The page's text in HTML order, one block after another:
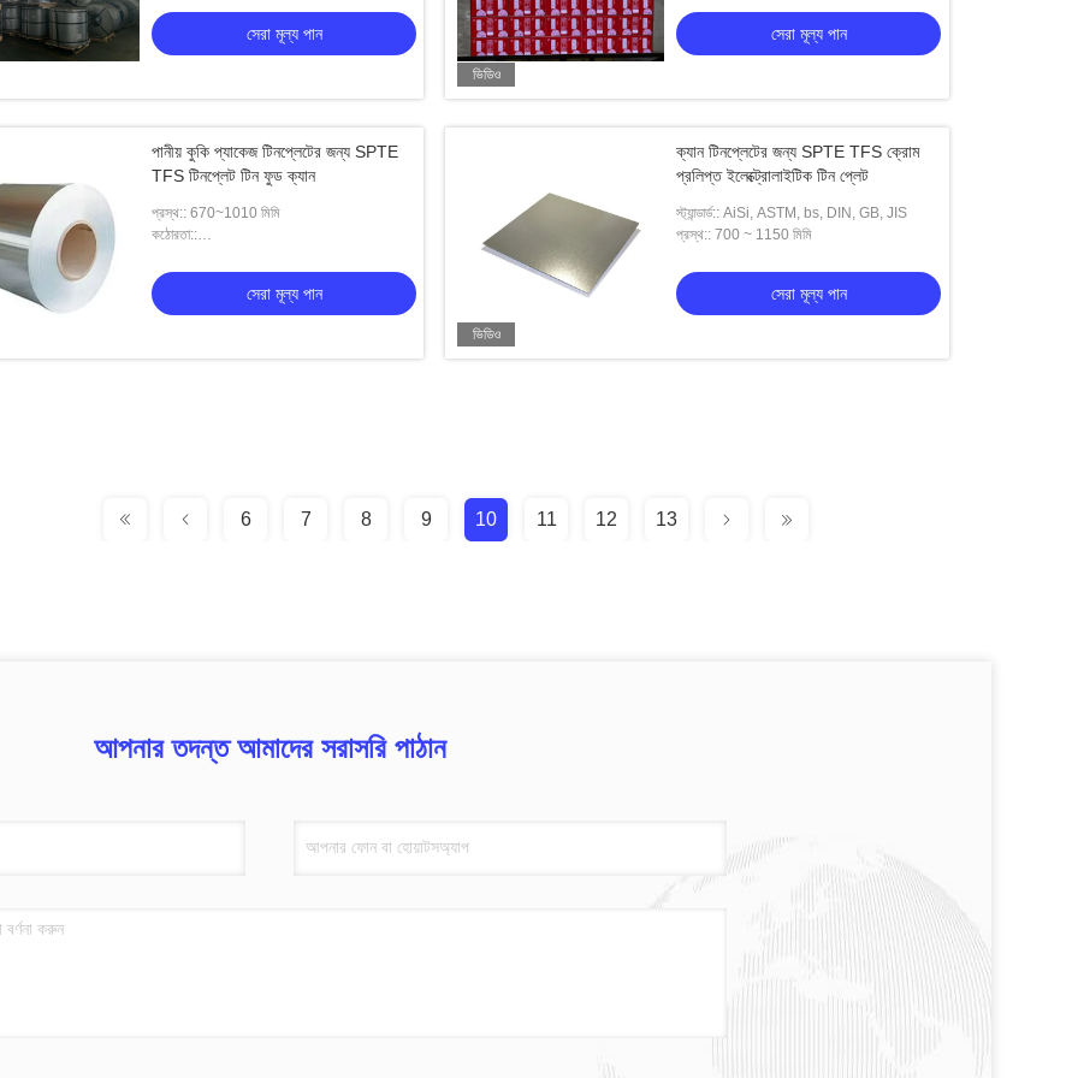
সেরা মূল্য পান
ভিডিও
সেরা মূল্য পান
পানীয় কুকি প্যাকেজ টিনপ্লেটের জন্য SPTE
TFS টিনপ্লেট টিন ফুড ক্যান
প্রস্থ:: 670~1010 মিমি
কঠোরতা::
DR9.5, TH415,TH435, TH520, TH550,
TH580, TH620সেরা মূল্য পান
ভিডিও
ক্যান টিনপ্লেটের জন্য SPTE TFS ক্রোম
প্রলিপ্ত ইলেক্ট্রোলাইটিক টিন প্লেট
স্ট্যান্ডার্ড:: AiSi, ASTM, bs, DIN, GB, JIS
প্রস্থ:: 700 ~ 1150 মিমি
সেরা মূল্য পান
6 7 8 9 10 11 12 13
আপনার তদন্ত আমাদের সরাসরি পাঠান